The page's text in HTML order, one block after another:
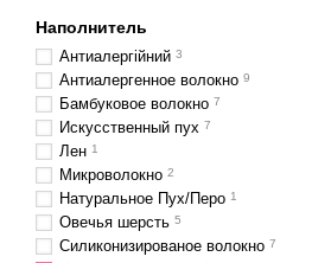
Наполнитель
Антиалергійний 3
Антиалергенное волокно 9
Бамбуковое волокно 7
Искусственный пух 7
Лен 1
Микроволокно 2
Натуральное Пух/Перо 1
Овечья шерсть 5
Силиконизированое волокно 7